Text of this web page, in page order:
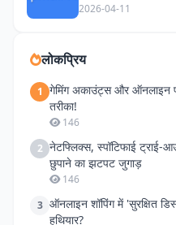
2026-04-11
लोकप्रिय
1 गेमिंग अकाउंट्स और ऑनलाइन
तरीका!
146
2 नेटफ्लिक्स, स्पॉटिफाई
छुपाने का झटपट जुगाड़
146
3 ऑनलाइन शॉपिंग में 'सुरक्षित
हथियार?